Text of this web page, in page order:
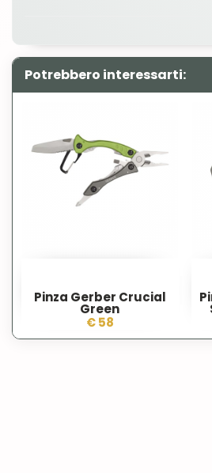
Potrebbero interessarti:
Pinza Gerber Crucial
Green
€ 58